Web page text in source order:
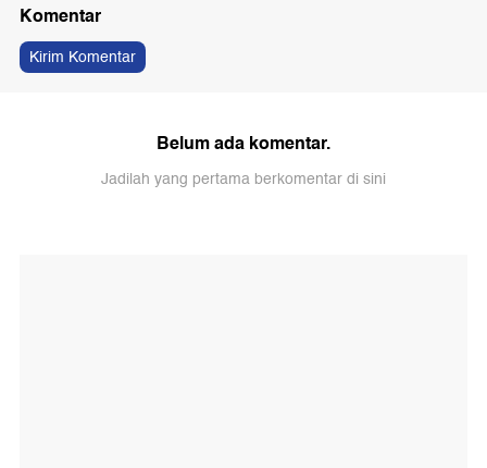
Komentar
Kirim Komentar
Belum ada komentar.
Jadilah yang pertama berkomentar di sini